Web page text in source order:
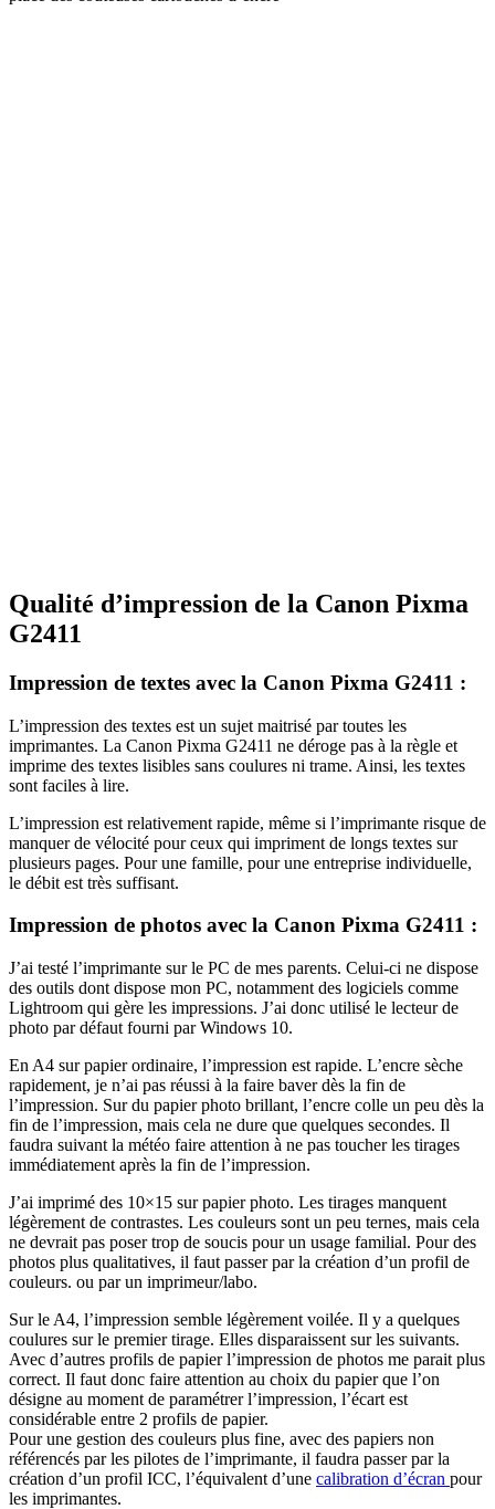
Qualité d’impression de la Canon Pixma
G2411
Impression de textes avec la Canon Pixma G2411 :
L’impression des textes est un sujet maitrisé par toutes les
imprimantes. La Canon Pixma G2411 ne déroge pas à la règle et
imprime des textes lisibles sans coulures ni trame. Ainsi, les textes
sont faciles à lire.
L’impression est relativement rapide, même si l’imprimante risque de
manquer de vélocité pour ceux qui impriment de longs textes sur
plusieurs pages. Pour une famille, pour une entreprise individuelle,
le débit est très suffisant.
Impression de photos avec la Canon Pixma G2411 :
J’ai testé l’imprimante sur le PC de mes parents. Celui-ci ne dispose
des outils dont dispose mon PC, notamment des logiciels comme
Lightroom qui gère les impressions. J’ai donc utilisé le lecteur de
photo par défaut fourni par Windows 10.
En A4 sur papier ordinaire, l’impression est rapide. L’encre sèche
rapidement, je n’ai pas réussi à la faire baver dès la fin de
l’impression. Sur du papier photo brillant, l’encre colle un peu dès la
fin de l’impression, mais cela ne dure que quelques secondes. Il
faudra suivant la météo faire attention à ne pas toucher les tirages
immédiatement après la fin de l’impression.
J’ai imprimé des 10×15 sur papier photo. Les tirages manquent
légèrement de contrastes. Les couleurs sont un peu ternes, mais cela
ne devrait pas poser trop de soucis pour un usage familial. Pour des
photos plus qualitatives, il faut passer par la création d’un profil de
couleurs. ou par un imprimeur/labo.
Sur le A4, l’impression semble légèrement voilée. Il y a quelques
coulures sur le premier tirage. Elles disparaissent sur les suivants.
Avec d’autres profils de papier l’impression de photos me parait plus
correct. Il faut donc faire attention au choix du papier que l’on
désigne au moment de paramétrer l’impression, l’écart est
considérable entre 2 profils de papier.
Pour une gestion des couleurs plus fine, avec des papiers non
référencés par les pilotes de l’imprimante, il faudra passer par la
création d’un profil ICC, l’équivalent d’une calibration d’écran pour
les imprimantes.